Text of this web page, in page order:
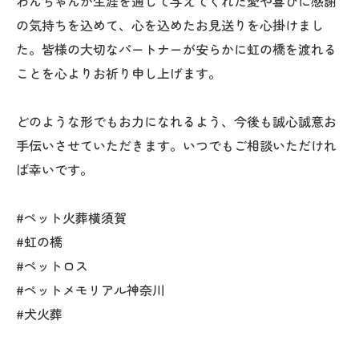
の気持ちを込めて、心を込めたお見送りを心掛けまし
た。皆様の大切なパートナーが安らかに虹の橋を渡れる
ことを心よりお祈り申し上げます。
どのような形でもお力になれるよう、今後も誠心誠意お
手伝いさせていただきます。いつでもご相談いただけれ
ば幸いです。
#ペット火葬横須賀
#虹の橋
#ペットロス
#ペットメモリアル神奈川
#犬火葬